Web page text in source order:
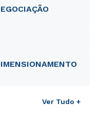
Ver Tudo +